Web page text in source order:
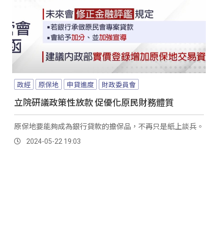
政經 原保地 申貸進度 財政委員會
立院研議政策性放款 促優化原民財務體質
原保地要能夠成為銀行貸款的擔保品，不再只是紙上談兵。
2024-05-22 19:03